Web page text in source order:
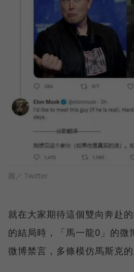
圖／ Twitter
就在大家期待這個雙向奔赴
的結局時，「馬一龍0」的微
微博禁言，多條模仿馬斯克的